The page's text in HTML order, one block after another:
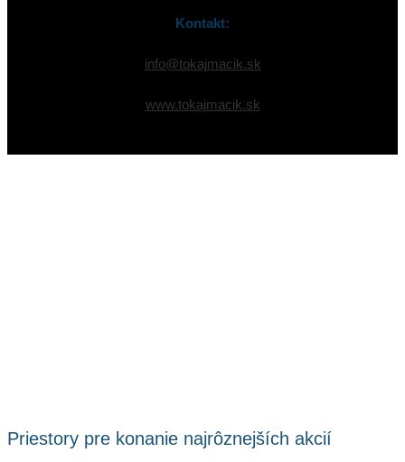
Kontakt:
info@tokajmacik.sk
www.tokajmacik.sk
Priestory pre konanie najrôznejších akcií